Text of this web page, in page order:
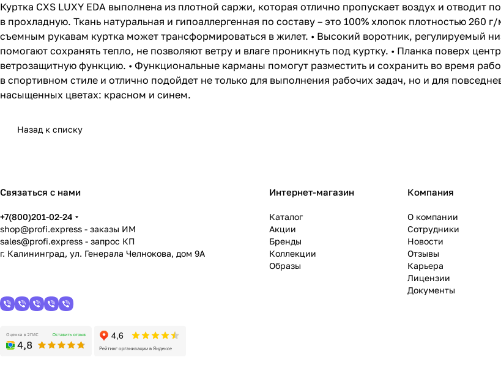
Куртка CXS LUXY EDA выполнена из плотной саржи, которая отлично пропускает воздух и отводит
в прохладную. Ткань натуральная и гипоаллергенная по составу – это 100% хлопок плотностью 260
съемным рукавам куртка может трансформироваться в жилет. • Высокий воротник, регулируемый
помогают сохранять тепло, не позволяют ветру и влаге проникнуть под куртку. • Планка поверх
ветрозащитную функцию. • Функциональные карманы помогут разместить и сохранить во время
в спортивном стиле и отлично подойдет не только для выполнения рабочих задач, но и для
насыщенных цветах: красном и синем.
Назад к списку
Связаться с нами
+7(800)201-02-24
shop@profi.express - заказы ИМ
sales@profi.express - запрос КП
г. Калининград, ул. Генерала Челнокова, дом 9A
Интернет-магазин
Каталог
Акции
Бренды
Коллекции
Образы
Компания
О компании
Сотрудники
Новости
Отзывы
Карьера
Лицензии
Документы